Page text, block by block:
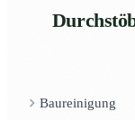
Baureinigung